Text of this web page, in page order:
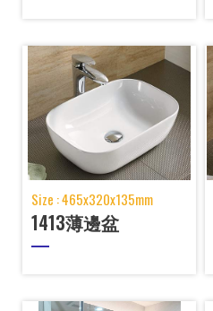
Size : 465x320x135mm
1413薄邊盆